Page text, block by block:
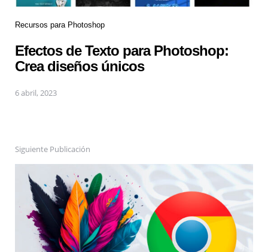
Recursos para Photoshop
Efectos de Texto para Photoshop:
Crea diseños únicos
6 abril, 2023
Siguiente Publicación